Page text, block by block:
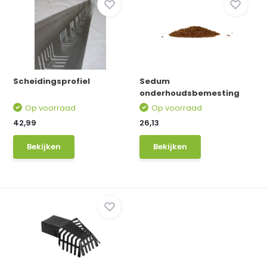
Scheidingsprofiel
Op voorraad
42,99
Bekijken
Sedum
onderhoudsbemesting
Op voorraad
26,13
Bekijken